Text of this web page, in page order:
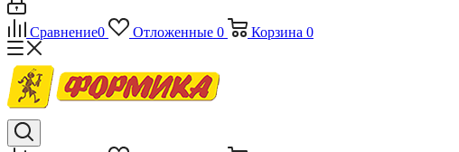
Сравнение0 Отложенные 0 Корзина 0